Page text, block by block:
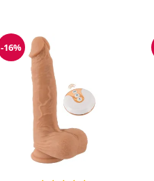
Reduzierung
-16%